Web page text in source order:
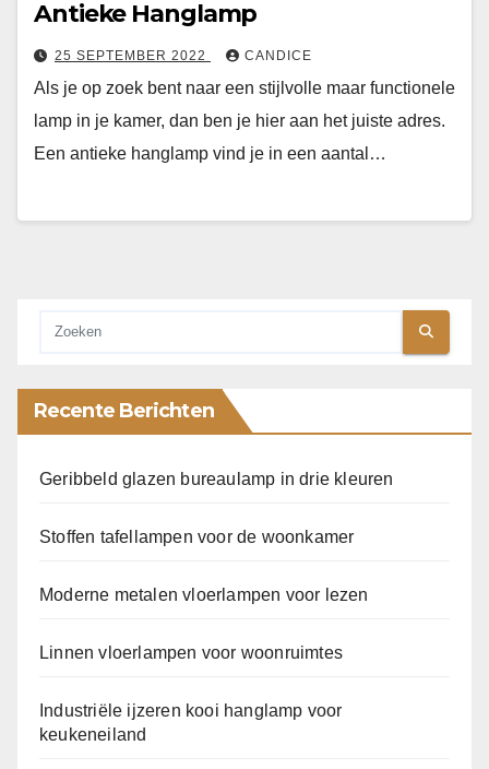
Antieke Hanglamp
25 SEPTEMBER 2022 CANDICE
Als je op zoek bent naar een stijlvolle maar functionele
lamp in je kamer, dan ben je hier aan het juiste adres.
Een antieke hanglamp vind je in een aantal…
Recente Berichten
Geribbeld glazen bureaulamp in drie kleuren
Stoffen tafellampen voor de woonkamer
Moderne metalen vloerlampen voor lezen
Linnen vloerlampen voor woonruimtes
Industriële ijzeren kooi hanglamp voor
keukeneiland